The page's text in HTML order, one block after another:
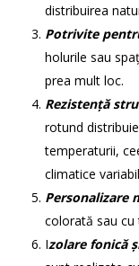
distribuirea
Potrivite
holurile sau
prea mult loc.
Rezistență
rotund
temperaturii,
climatice
Personalizare
colorată sau
Izolare fonică